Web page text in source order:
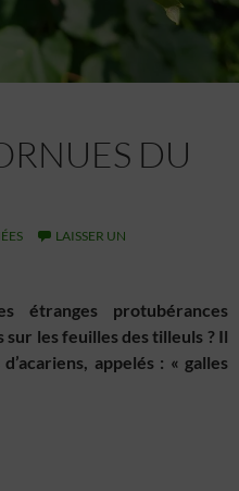
DU
LAISSER UN
étranges protubérances
les feuilles des tilleuls ? Il
appelés : « galles